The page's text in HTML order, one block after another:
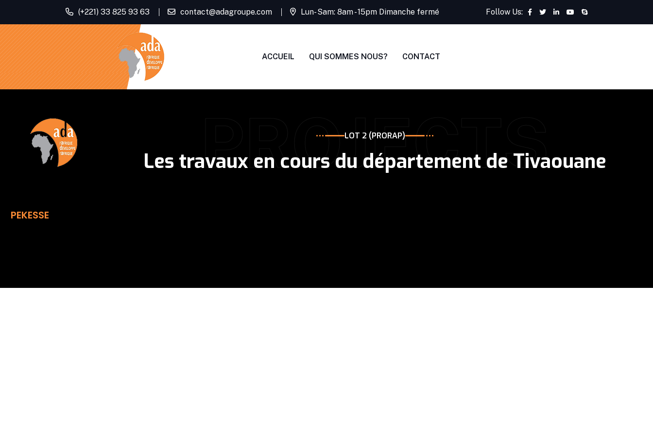
(+221) 33 825 93 63 contact@adagroupe.com Lun- Sam: 8am - 15pm Dimanche fermé Follow Us:
ACCUEIL QUI SOMMES NOUS? CONTACT
PROJECTS
LOT 2 (PRORAP)​
Les travaux en cours du département de Tivaouane
PEKESSE